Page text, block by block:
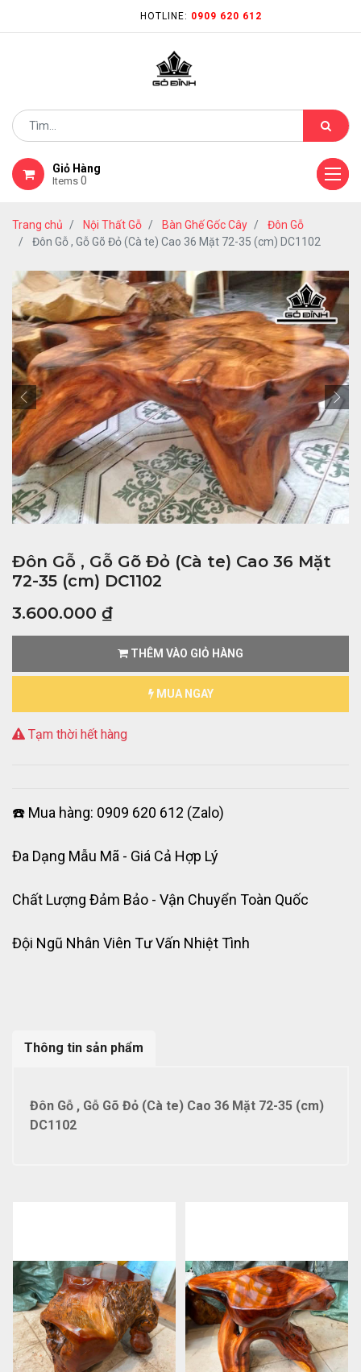
HOTLINE: 0909 620 612
Giỏ Hàng
Items 0
Trang chủ Nội Thất Gỗ Bàn Ghế Gốc Cây
Đôn Gỗ
Đôn Gỗ , Gỗ Gõ Đỏ (Cà te) Cao 36 Mặt 72-35 (cm) DC1102
Đôn Gỗ , Gỗ Gõ Đỏ (Cà te) Cao 36 Mặt
72-35 (cm) DC1102
3.600.000 ₫
THÊM VÀO GIỎ HÀNG
MUA NGAY
Tạm thời hết hàng
☎️ Mua hàng: 0909 620 612 (Zalo)
Đa Dạng Mẫu Mã - Giá Cả Hợp Lý
Chất Lượng Đảm Bảo - Vận Chuyển Toàn Quốc
Đội Ngũ Nhân Viên Tư Vấn Nhiệt Tình
Thông tin sản phẩm
Đôn Gỗ , Gỗ Gõ Đỏ (Cà te) Cao 36 Mặt 72-35 (cm)
DC1102